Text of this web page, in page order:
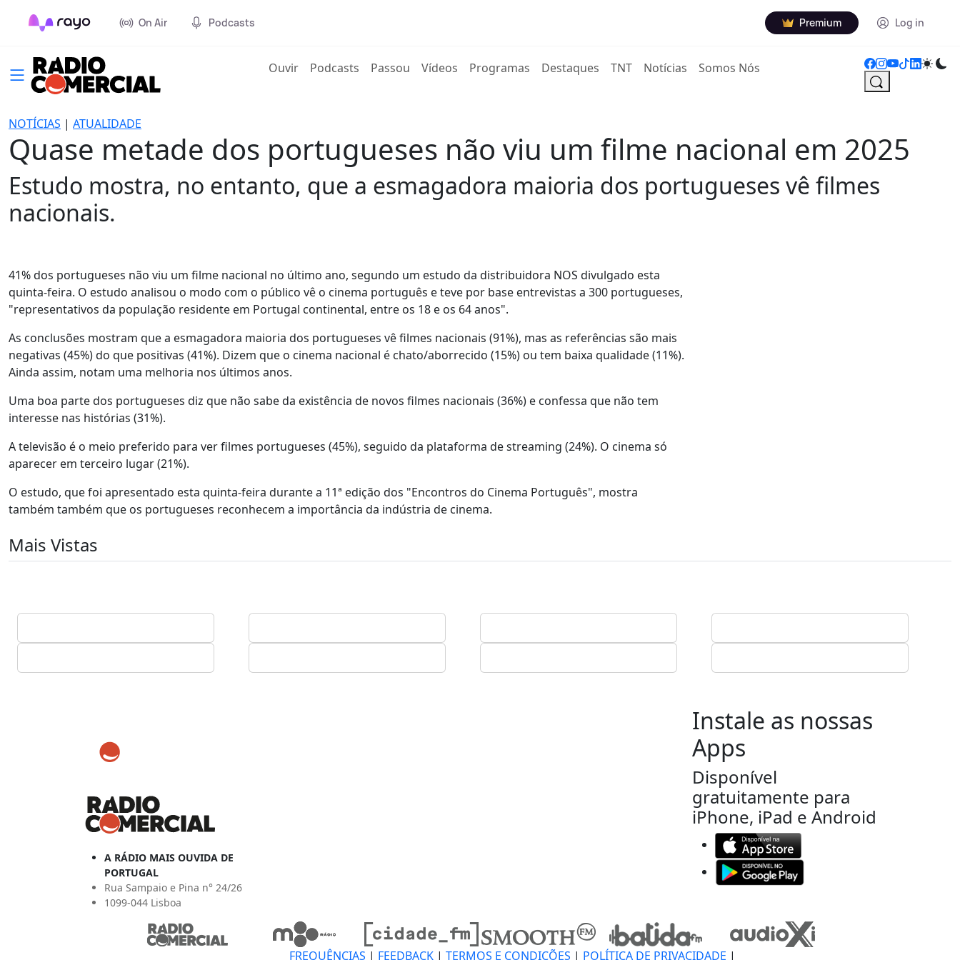
On Air Podcasts Premium Log in
Ouvir(current)
Podcasts Passou Vídeos Programas Destaques TNT Notícias Somos Nós
NOTÍCIAS | ATUALIDADE
Quase metade dos portugueses não viu um filme nacional em 2025
Estudo mostra, no entanto, que a esmagadora maioria dos portugueses vê filmes
nacionais.
41% dos portugueses não viu um filme nacional no último ano, segundo um estudo da distribuidora NOS divulgado esta
quinta-feira. O estudo analisou o modo com o público vê o cinema português e teve por base entrevistas a 300 portugueses,
"representativos da população residente em Portugal continental, entre os 18 e os 64 anos".
As conclusões mostram que a esmagadora maioria dos portugueses vê filmes nacionais (91%), mas as referências são mais
negativas (45%) do que positivas (41%). Dizem que o cinema nacional é chato/aborrecido (15%) ou tem baixa qualidade (11%).
Ainda assim, notam uma melhoria nos últimos anos.
Uma boa parte dos portugueses diz que não sabe da existência de novos filmes nacionais (36%) e confessa que não tem
interesse nas histórias (31%).
A televisão é o meio preferido para ver filmes portugueses (45%), seguido da plataforma de streaming (24%). O cinema só
aparecer em terceiro lugar (21%).
O estudo, que foi apresentado esta quinta-feira durante a 11ª edição dos "Encontros do Cinema Português", mostra
também também que os portugueses reconhecem a importância da indústria de cinema.
Mais Vistas
A RÁDIO MAIS OUVIDA DE
PORTUGAL
Rua Sampaio e Pina n° 24/26
1099-044 Lisboa
Instale as nossas
Apps
Disponível
gratuitamente para
iPhone, iPad e Android
FREQUÊNCIAS | FEEDBACK | TERMOS E CONDIÇÕES | POLÍTICA DE PRIVACIDADE |